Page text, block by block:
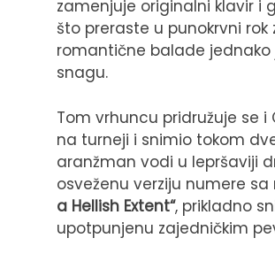
zamenjuje originalni klavir i
što preraste u punokrvni
romantične balade jednako
snagu.
Tom vrhuncu pridružuje se
na turneji i snimio tokom
aranžman vodi u lepršaviji
osveženu verziju numere
a Hellish Extent“, prikladno
upotpunjenu zajedničkim